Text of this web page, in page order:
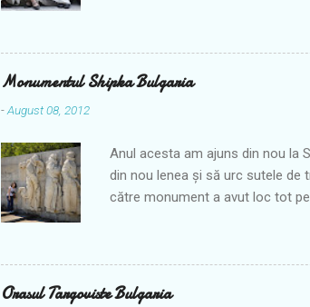
locale vin să îşi amintească de
aveau loc cam 30 de nunţi în
de săptămână de după
populare moștenite de la
Monumentul Shipka Bulgaria
-August 08, 2012
Anul acesta am ajuns din nou la
din nou lenea și să urc sutele de
către monument a avut loc tot
congelată ca atunci când
trecătoarea Shipka era destul de
acesta fiind închis pe timp de
Orasul Targoviste Bulgaria